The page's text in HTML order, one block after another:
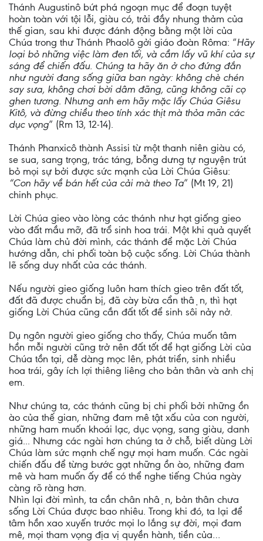
Thánh Augustinô bứt phá ngoạn mục để đoạn tuyệt
hoàn toàn với tội lỗi, giàu có, trải đầy nhung thảm của
thế gian, sau khi được đánh động bằng một lời của
Chúa trong thư Thánh Phaolô gởi giáo đoàn Rôma: “Hãy
loại bỏ những việc làm đen tối, và cầm lấy vũ khí của sự
sáng để chiến đấu. Chúng ta hãy ăn ở cho đứng đắn
như người đang sống giữa ban ngày: không chè chén
say sưa, không chơi bời dâm đãng, cũng không cãi cọ
ghen tương. Nhưng anh em hãy mặc lấy Chúa Giêsu
Kitô, và đừng chiều theo tính xác thịt mà thỏa mãn các
dục vọng” (Rm 13, 12-14).
Thánh Phanxicô thành Assisi từ một thanh niên giàu có,
se sua, sang trọng, trác táng, bỗng dưng tự nguyện trút
bỏ mọi sự bởi được sức mạnh của Lời Chúa Giêsu:
“Con hãy về bán hết của cải mà theo Ta” (Mt 19, 21)
chinh phục.
Lời Chúa gieo vào lòng các thánh như hạt giống gieo
vào đất mầu mỡ, đã trổ sinh hoa trái. Một khi quả quyết
Chúa làm chủ đời mình, các thánh để mặc Lời Chúa
hướng dẫn, chi phối toàn bộ cuộc sống. Lời Chúa thành
lẽ sống duy nhất của các thánh.
Nếu người gieo giống luôn ham thích gieo trên đất tốt,
đất đã được chuẩn bị, đã cày bừa cẩn thận, thì hạt
giống Lời Chúa cũng cần đất tốt để sinh sôi nảy nở.
Dụ ngôn người gieo giống cho thấy, Chúa muốn tâm
hồn mỗi người cũng trở nên đất tốt để hạt giống Lời của
Chúa tồn tại, dễ dàng mọc lên, phát triển, sinh nhiều
hoa trái, gây ích lợi thiêng liêng cho bản thân và anh chị
em.
Như chúng ta, các thánh cũng bị chi phối bởi những ồn
ào của thế gian, những đam mê tật xấu của con người,
những ham muốn khoái lạc, dục vọng, sang giàu, danh
giá... Nhưng các ngài hơn chúng ta ở chỗ, biết dùng Lời
Chúa làm sức mạnh chế ngự mọi ham muốn. Các ngài
chiến đấu để từng bước gạt những ồn ào, những đam
mê và ham muốn ấy để có thể nghe tiếng Chúa ngày
càng rõ ràng hơn.
Nhìn lại đời mình, ta cần chân nhận, bản thân chưa
sống Lời Chúa được bao nhiêu. Trong khi đó, ta lại để
tâm hồn xao xuyến trước mọi lo lắng sự đời, mọi đam
mê, mọi tham vọng địa vị quyền hành, tiền của…